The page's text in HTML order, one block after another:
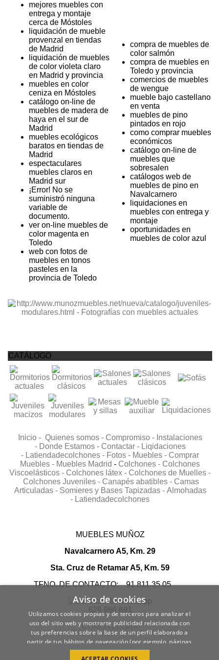
mejores muebles con
entrega y montaje
cerca de Móstoles
liquidación de mueble
provenzal en tiendas
de Madrid
liquidación de muebles
de color violeta claro
en Madrid y provincia
muebles en color
ceniza en Móstoles
catálogo on-line de
muebles de madera de
haya en el sur de
Madrid
muebles ecológicos
baratos en tiendas de
Madrid
espectaculares
muebles claros en
Madrid sur
¡Error! No se
suministró ninguna
variable de
documento.
ver on-line muebles de
color magenta en
Toledo
web con fotos de
muebles en tonos
pasteles en la
provincia de Toledo
compra de muebles de
color salmón
compra de muebles en
Toledo y provincia
comercios de muebles
de wengue
mueble bajo castellano
en venta
muebles de pino
pintados en rojo
como comprar muebles
económicos
catálogo on-line de
muebles que
sobresalen
catálogos web de
muebles de pino en
Navalcarnero
liquidaciones en
muebles con entrega y
montaje
oportunidades en
muebles de color azul
CATÁLOGO
Inicio - Quienes somos - Compromiso - Instalaciones
- Donde Estamos - Contactar - Liqidaciones
- Latiendadecolchones - Fotos - Muebles - Comprar
Muebles - Muebles Madrid - Colchones - Colchones
Viscoelásticos - Colchones látex - Colchones de Muelles -
Colchones Juveniles - Canapés abatibles - Camas
Articuladas - Somieres y Bases Tapizadas - Almohadas
- Latiendadecolchones
MUEBLES MUÑOZ
Navalcarnero A5, Km. 29
Sta. Cruz de Retamar A5, Km. 59
TFNO. DE CONTACTO: 91 811 35 05
626 966 691
COMO LLEGAR
Aviso de cookies
Utilizamos cookies propias y de terceros para analizar el
uso del sitio web y mostrarte publicidad relacionada con
tus preferencias sobre la base de un perfil elaborado a
partir de tus hábitos de navegación (por ejemplo, páginas
visitadas).POLÍTICA DE COOKIES